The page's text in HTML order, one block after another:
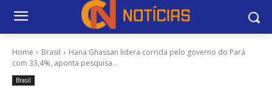
Home Brasil
Hana Ghassan lidera corrida pelo governo do Pará
com 33,4%, aponta pesquisa...
Brasil